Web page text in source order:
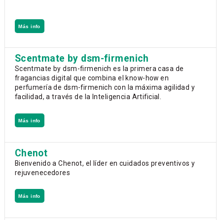
Más info
Scentmate by dsm-firmenich
Scentmate by dsm-firmenich es la primera casa de
fragancias digital que combina el know-how en
perfumería de dsm-firmenich con la máxima agilidad y
facilidad, a través de la Inteligencia Artificial.
Más info
Chenot
Bienvenido a Chenot, el líder en cuidados preventivos y
rejuvenecedores
Más info